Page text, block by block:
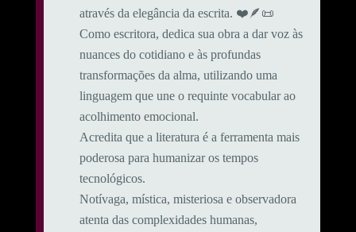
através da elegância da escrita. ❤️🪶📜
Como escritora, dedica sua obra a dar voz às
nuances do cotidiano e às profundas
transformações da alma, utilizando uma
linguagem que une o requinte vocabular ao
acolhimento emocional.
​Acredita que a literatura é a ferramenta mais
poderosa para humanizar os tempos
tecnológicos.
Notívaga, mística, misteriosa e observadora
atenta das complexidades humanas,